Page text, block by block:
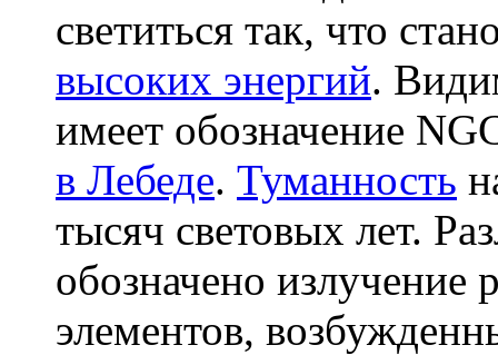
светиться так, что
высоких энергий.
имеет обозначение
в Лебеде. Туманность
тысяч световых лет.
обозначено
элементов,